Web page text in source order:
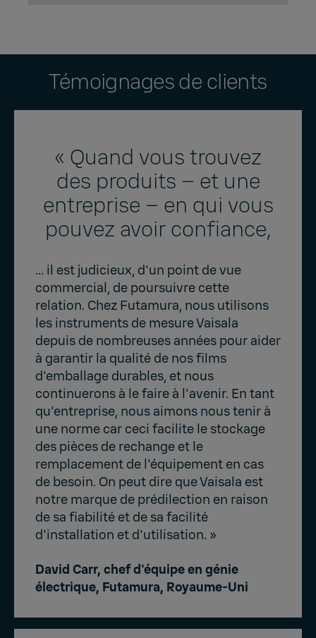
Témoignages de clients
« Quand vous trouvez
des produits – et une
entreprise – en qui vous
pouvez avoir confiance,
... il est judicieux, d'un point de vue
commercial, de poursuivre cette
relation. Chez Futamura, nous utilisons
les instruments de mesure Vaisala
depuis de nombreuses années pour aider
à garantir la qualité de nos films
d'emballage durables, et nous
continuerons à le faire à l'avenir. En tant
qu'entreprise, nous aimons nous tenir à
une norme car ceci facilite le stockage
des pièces de rechange et le
remplacement de l'équipement en cas
de besoin. On peut dire que Vaisala est
notre marque de prédilection en raison
de sa fiabilité et de sa facilité
d'installation et d'utilisation. »
David Carr, chef d'équipe en génie
électrique, Futamura, Royaume-Uni